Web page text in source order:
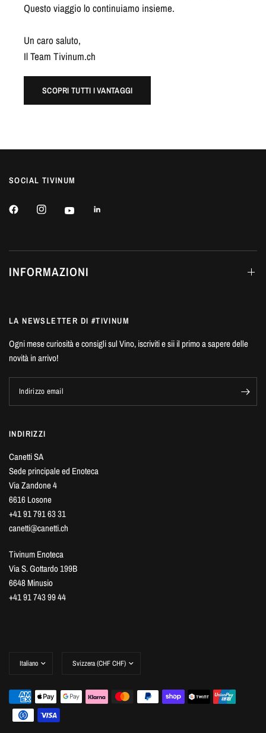
Questo viaggio lo continuiamo insieme.
Un caro saluto,
Il Team Tivinum.ch
SCOPRI TUTTI I VANTAGGI
SOCIAL TIVINUM
INFORMAZIONI
LA NEWSLETTER DI #TIVINUM
Ogni mese curiosità e consigli sul Vino, iscriviti e sii il primo a sapere delle
novità in arrivo!
Indirizzo email
INDIRIZZI
Canetti SA
Sede principale ed Enoteca
Via Zandone 4
6616 Losone
+41 91 791 63 31
canetti@canetti.ch
Tivinum Enoteca
Via S. Gottardo 199B
6648 Minusio
+41 91 743 99 44
paese/area
paese/area